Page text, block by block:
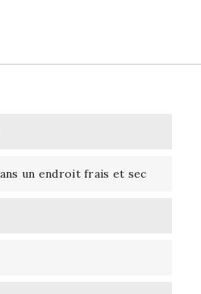
un endroit frais et sec